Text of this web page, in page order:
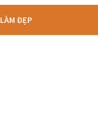
LÀM ĐẸP